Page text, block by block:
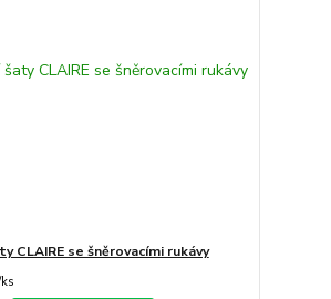
CLAIRE se šněrovacími rukávy
ks